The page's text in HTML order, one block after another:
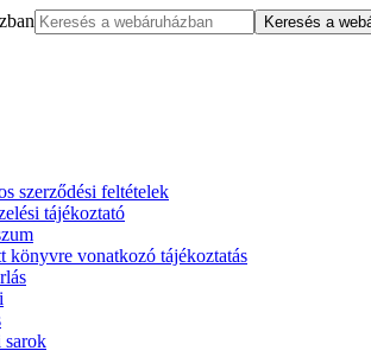
Keresés a
szerződési feltételek
tájékoztató
könyvre vonatkozó tájékoztatás
sarok